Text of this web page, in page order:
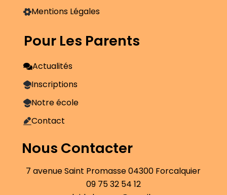
Mentions Légales
Pour Les Parents
Actualités
Inscriptions
Notre école
Contact
Nous Contacter
7 avenue Saint Promasse 04300 Forcalquier
09 75 32 54 12